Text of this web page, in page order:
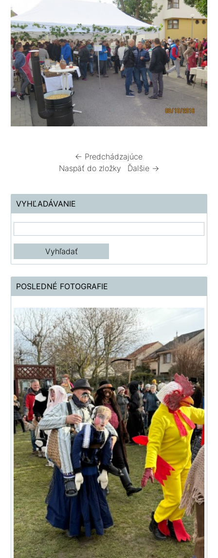
← Predchádzajúce
Naspäť do zložky
Ďalšie →
VYHĽADÁVANIE
POSLEDNÉ FOTOGRAFIE